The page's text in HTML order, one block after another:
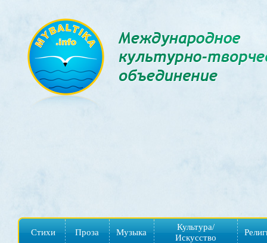
Стихи Проза Музыка
Культура/
Искусство